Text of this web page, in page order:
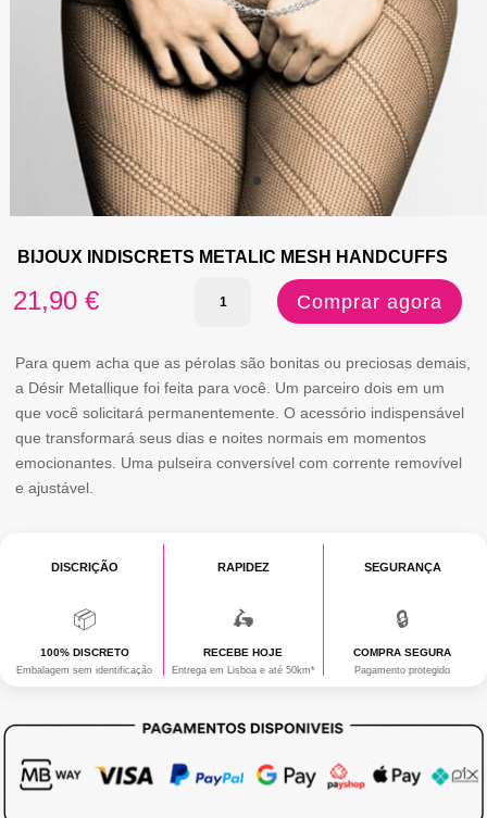
BIJOUX INDISCRETS METALIC MESH HANDCUFFS
21,90 €
Quantidade
BIJOUX
INDISCRETS
METALIC
MESH
Comprar agora
Para quem acha que as pérolas são bonitas ou preciosas demais,
a Désir Metallique foi feita para você. Um parceiro dois em um
que você solicitará permanentemente. O acessório indispensável
que transformará seus dias e noites normais em momentos
emocionantes. Uma pulseira conversível com corrente removível
e ajustável.
DISCRIÇÃO
📦
100% DISCRETO
Embalagem sem identificação
RAPIDEZ
🛵
RECEBE HOJE
Entrega em Lisboa e até 50km*
SEGURANÇA
🔒
COMPRA SEGURA
Pagamento protegido